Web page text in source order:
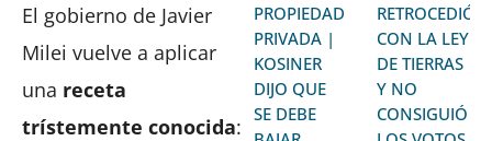
El gobierno de Javier
Milei vuelve a aplicar
una receta
trístemente conocida:
PROPIEDAD
PRIVADA |
KOSINER
DIJO QUE
SE DEBE
RETROCEDIÓ
CON LA LEY
DE TIERRAS
Y NO
CONSIGUIÓ